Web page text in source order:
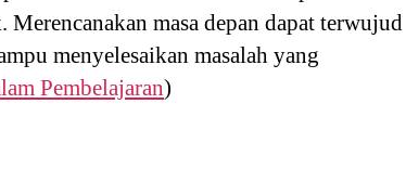
masa depan dapat terwujud
menyelesaikan masalah yang
Pembelajaran)